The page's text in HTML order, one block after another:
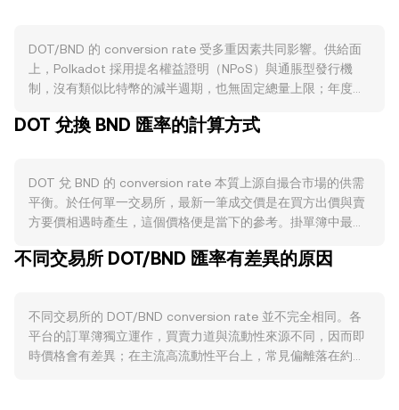
DOT/BND 的 conversion rate 受多重因素共同影響。供給面
上，Polkadot 採用提名權益證明（NPoS）與通脹型發行機
制，沒有類似比特幣的減半週期，也無固定總量上限；年度發
高的質押比例會將更多 DOT 鎖定，實際流通賣壓因而下降。
時間（Coretime）的購買與租用、XCM 跨鏈訊息傳遞帶動的
用量、DeFi 與橋接應用的資產周轉、以及治理參與與質押收益
需求，都可能提升對 DOT 的配置需求。宏觀層面，DOT 通常
產買盤回流；反之亦然。對於報價幣別 BND 而言，BND 與新
大，折算成 BND 的價格也可能下調，進而影響 DOT/BND 的
conversion rate。監管事件亦會造成再定價，包括各司法管轄
區對代幣屬性、發行與質押服務的監管口徑、交易平台法規合
DOT 兌換 BND 匯率的計算方式
DOT 兌 BND 的 conversion rate 本質上源自撮合市場的供需
平衡。於任何單一交易所，最新一筆成交價是在買方出價與賣
方要價相遇時產生，這個價格便是當下的參考。掛單簿中最優
價為中間價，常用來觀察即時公平值。跨多個交易所，資料整
VWAP 影響更大。在實務換算上，若以某一時點的
conversion rate R 表示 1 DOT 可兌多少 BND，則 BND 值 =
DOT 數量 × R；反之，若已知 BND 金額與 R，則 DOT 數量 =
不同交易所 DOT/BND 匯率有差異的原因
不同交易所的 DOT/BND conversion rate 並不完全相同。各
平台的訂單簿獨立運作，買賣力道與流動性來源不同，因而即
時價格會有差異；在主流高流動性平台上，常見偏離落在約